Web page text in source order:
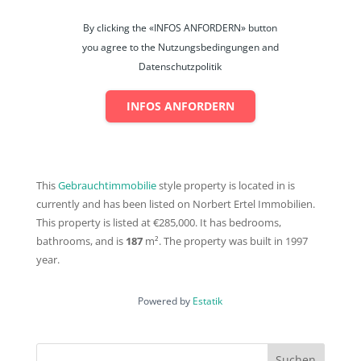
ausgestattet.
Im 1. OG und im Dachgeschoss, wurde
auf die Böden Laminat verlegt.
Das Bad im 1. OG ist mit einer
Dusche und Fußbodenheizung
ausgestattet.
Das EG ist durch seinen offenen
Ausstattung
Das Haus besticht durch eine einladende Terrasse
mit einer Fläche von 15 m², die ideal für gesellige
Zusammenkünfte im Freien ist. Darüber hinaus
sorgt der durchdachte Grundriss dafür, dass eine
für Ihre individuellen Bedürfnisse hat.
By clicking the «INFOS ANFORDERN» button
you agree to the Nutzungsbedingungen and
Datenschutzpolitik
INFOS ANFORDERN
ThisGebrauchtimmobiliestyle property is located in is
currently and has been listed on Norbert Ertel Immobilien.
This property is listed at €285,000. It has bedrooms,
bathrooms, and is 187 m². The property was built in 1997
year.
Powered by Estatik